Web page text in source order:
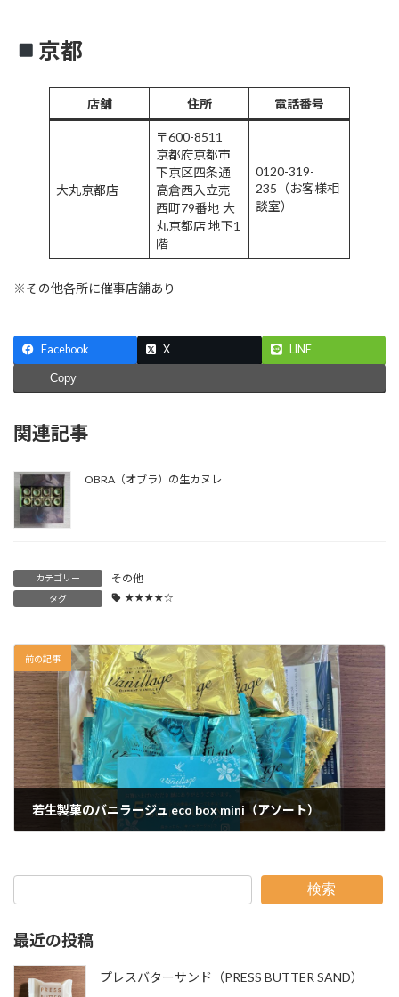
京都
店舗 住所 電話番号
大丸京都店
〒600-8511
京都府京都市
下京区四条通
高倉西入立売
西町79番地 大
丸京都店 地下1
階
0120-319-
235（お客様相
談室）
※その他各所に催事店舗あり
Facebook X LINE
Copy
関連記事
OBRA（オブラ）の生カヌレ
カテゴリー その他
タグ ★★★★☆
前の記事
若生製菓のバニラージュ eco box mini（アソート）
検索
最近の投稿
プレスバターサンド（PRESS BUTTER SAND）